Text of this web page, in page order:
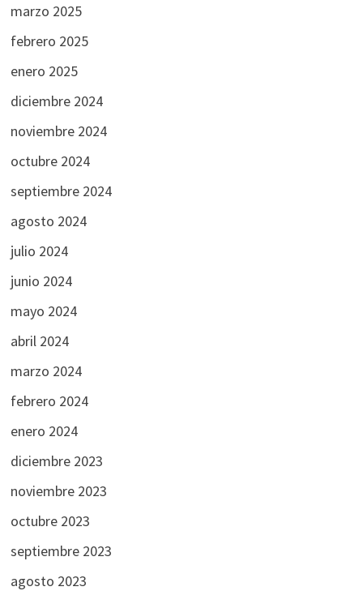
marzo 2025
febrero 2025
enero 2025
diciembre 2024
noviembre 2024
octubre 2024
septiembre 2024
agosto 2024
julio 2024
junio 2024
mayo 2024
abril 2024
marzo 2024
febrero 2024
enero 2024
diciembre 2023
noviembre 2023
octubre 2023
septiembre 2023
agosto 2023